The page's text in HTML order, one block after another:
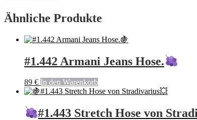
Ähnliche Produkte
#1.442 Armani Jeans Hose.
89 € In den Warenkorb
#1.443 Stretch Hose von